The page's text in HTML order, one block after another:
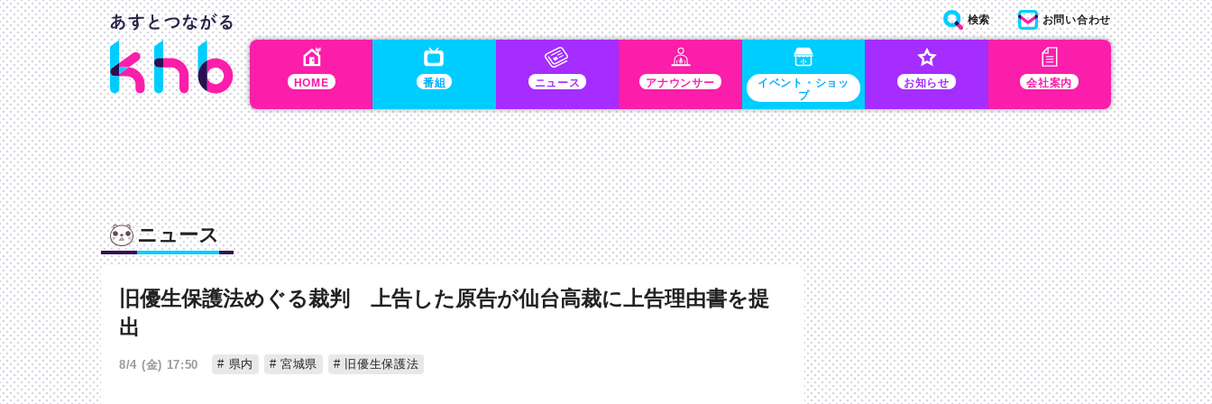
HOME 番組 ニュース アナウンサー イベント・ショッ
プ
お知らせ 会社案内
検索 お問い合わせ
ニュース
旧優生保護法めぐる裁判 上告した原告が仙台高裁に上告理由書を提
出
8/4 (金) 17:50 県内 宮城県 旧優生保護法